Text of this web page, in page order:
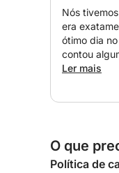
Nós
era
ótimo dia
contou
lugares.
Ler mais
O que
Política de